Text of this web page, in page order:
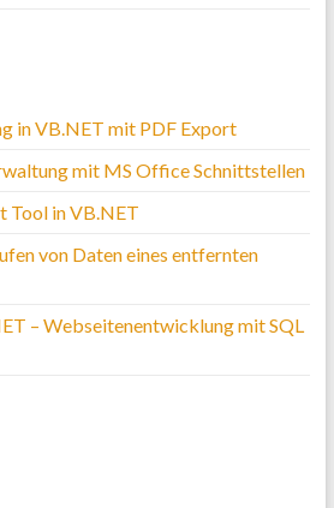
in VB.NET mit PDF Export
mit MS Office Schnittstellen
Tool in VB.NET
von Daten eines entfernten
– Webseitenentwicklung mit SQL